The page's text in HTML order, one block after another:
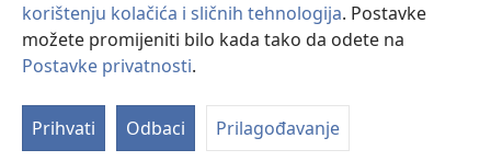
korištenju kolačića i sličnih tehnologija. Postavke
možete promijeniti bilo kada tako da odete na
Postavke privatnosti.
Prihvati Odbaci Prilagođavanje
Copyright© 2026 Watch Tower Bible and Tract Society of Pennsylvania.
UVJETI KORIŠTENJA|